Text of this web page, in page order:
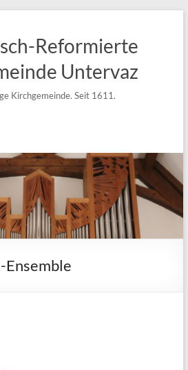
Reformierte
Untervaz
Kirchgemeinde. Seit 1611.
Ensemble